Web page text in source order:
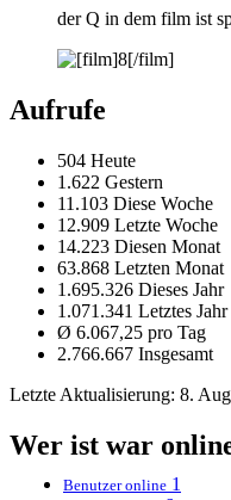
der Q in dem film ist
Aufrufe
504 Heute
1.622 Gestern
11.103 Diese Woche
12.909 Letzte Woche
14.223 Diesen Monat
63.868 Letzten Monat
1.695.326 Dieses Jahr
1.071.341 Letztes Jahr
Ø 6.067,25 pro Tag
2.766.667 Insgesamt
Letzte Aktualisierung: 8.
Wer ist war
Benutzer online 1